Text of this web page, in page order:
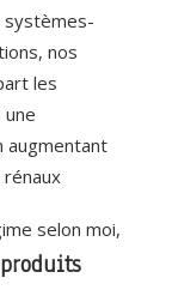
systèmes-
nos
les
augmentant
selon moi,